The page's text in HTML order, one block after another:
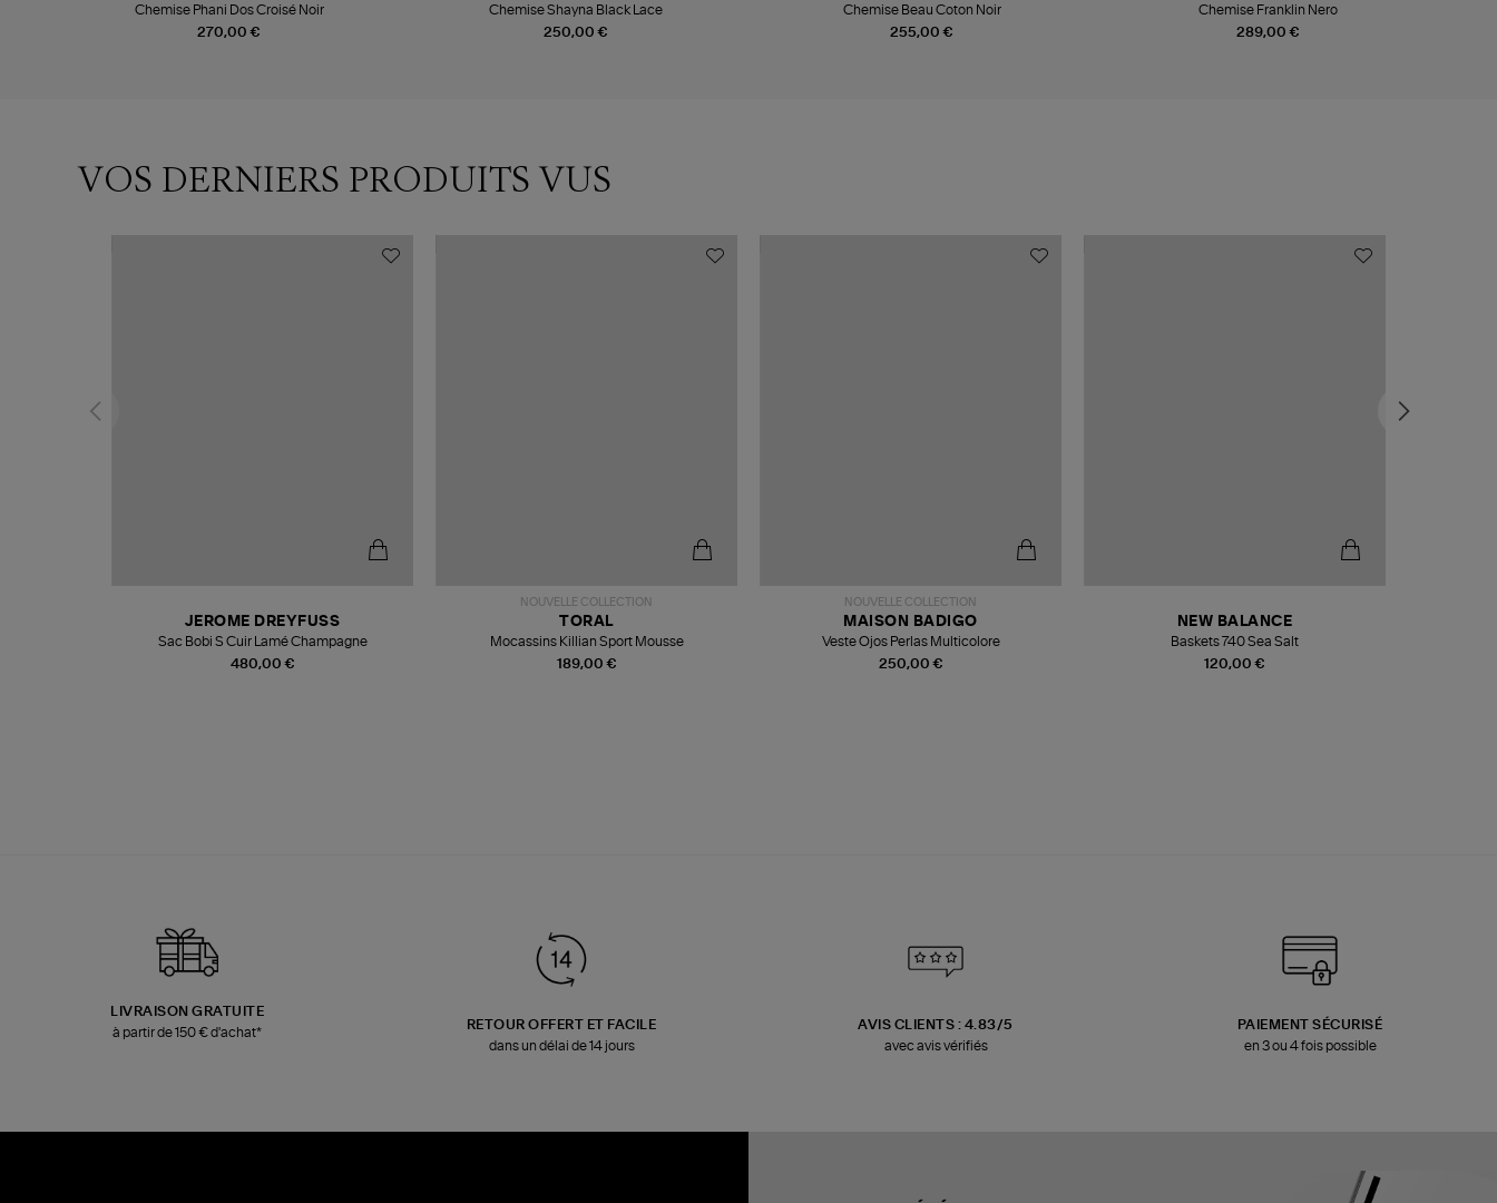
270,00 €
Chemise Phani Dos Croisé Noir
250,00 €
Chemise Shayna Black Lace
255,00 €
Chemise Beau Coton Noir
289,00 €
Chemise Franklin Nero
VOS DERNIERS PRODUITS VUS
480,00 €
JEROME DREYFUSS
Sac Bobi S Cuir Lamé Champagne
NOUVELLE COLLECTION
189,00 €
TORAL
Mocassins Killian Sport Mousse
NOUVELLE COLLECTION
250,00 €
MAISON BADIGO
Veste Ojos Perlas Multicolore
120,00 €
NEW BALANCE
Baskets 740 Sea Salt
LIVRAISON GRATUITE
à partir de 150 € d'achat*
RETOUR OFFERT ET FACILE
dans un délai de 14 jours
AVIS CLIENTS : 4.83/5
avec avis vérifiés
PAIEMENT SÉCURISÉ
en 3 ou 4 fois possible